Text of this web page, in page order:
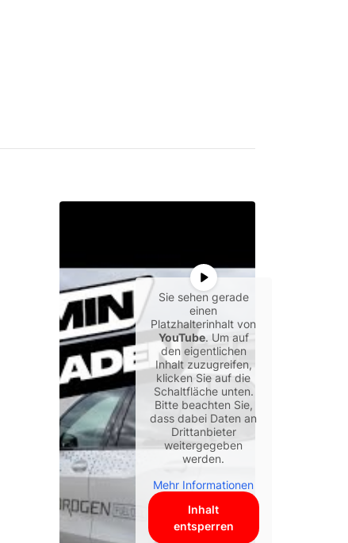
Sie sehen gerade
einen
Platzhalterinhalt von
YouTube. Um auf
den eigentlichen
Inhalt zuzugreifen,
klicken Sie auf die
Schaltfläche unten.
Bitte beachten Sie,
dass dabei Daten an
Drittanbieter
weitergegeben
werden.
Mehr Informationen
Inhalt
entsperren